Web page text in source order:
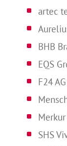
artec
BHB
EQS
F24
SHS